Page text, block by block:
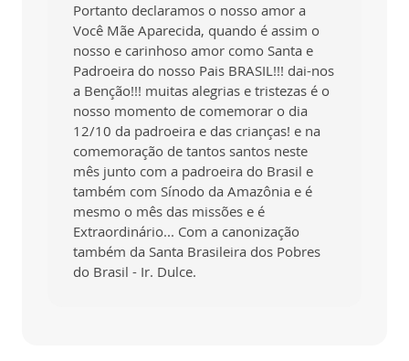
Portanto declaramos o nosso amor a
Você Mãe Aparecida, quando é assim o
nosso e carinhoso amor como Santa e
Padroeira do nosso Pais BRASIL!!! dai-nos
a Benção!!! muitas alegrias e tristezas é o
nosso momento de comemorar o dia
12/10 da padroeira e das crianças! e na
comemoração de tantos santos neste
mês junto com a padroeira do Brasil e
também com Sínodo da Amazônia e é
mesmo o mês das missões e é
Extraordinário... Com a canonização
também da Santa Brasileira dos Pobres
do Brasil - Ir. Dulce.